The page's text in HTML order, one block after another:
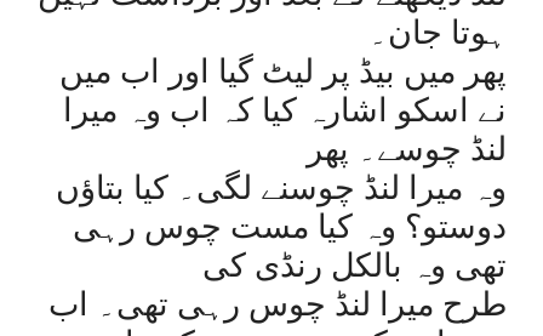
ہوتا جان۔
پھر میں بیڈ پر لیٹ گیا اور اب میں
نے اسکو اشارہ کیا کہ اب وہ میرا
لنڈ چوسے۔ پھر
وہ میرا لنڈ چوسنے لگی۔ کیا بتاؤں
دوستو؟ وہ کیا مست چوس رہی
تھی وہ بالکل رنڈی کی
طرح میرا لنڈ چوس رہی تھی۔ اب